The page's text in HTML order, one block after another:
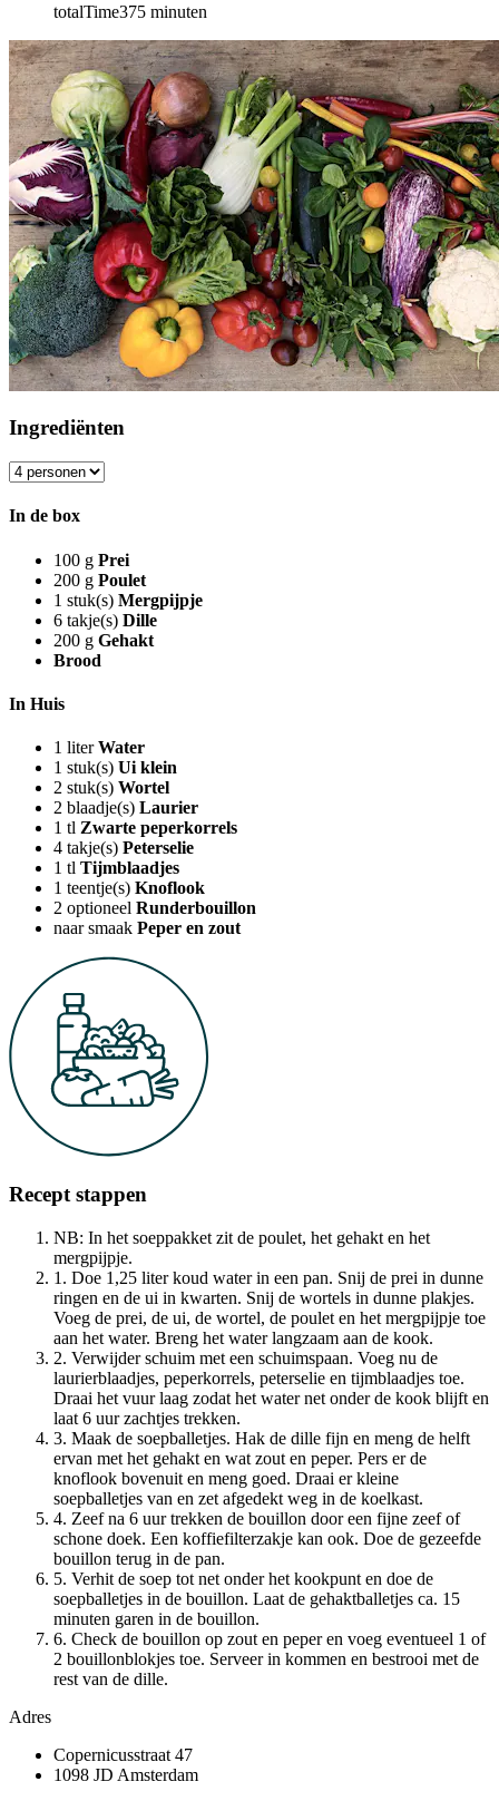
totalTime375 minuten
Ingrediënten
In de box
100 g Prei
200 g Poulet
1 stuk(s) Mergpijpje
6 takje(s) Dille
200 g Gehakt
Brood
In Huis
1 liter Water
1 stuk(s) Ui klein
2 stuk(s) Wortel
2 blaadje(s) Laurier
1 tl Zwarte peperkorrels
4 takje(s) Peterselie
1 tl Tijmblaadjes
1 teentje(s) Knoflook
2 optioneel Runderbouillon
naar smaak Peper en zout
Recept stappen
NB: In het soeppakket zit de poulet, het gehakt en het
mergpijpje.
1. Doe 1,25 liter koud water in een pan. Snij de prei in dunne
ringen en de ui in kwarten. Snij de wortels in dunne plakjes.
Voeg de prei, de ui, de wortel, de poulet en het mergpijpje toe
aan het water. Breng het water langzaam aan de kook.
2. Verwijder schuim met een schuimspaan. Voeg nu de
laurierblaadjes, peperkorrels, peterselie en tijmblaadjes toe.
Draai het vuur laag zodat het water net onder de kook blijft en
laat 6 uur zachtjes trekken.
3. Maak de soepballetjes. Hak de dille fijn en meng de helft
ervan met het gehakt en wat zout en peper. Pers er de
knoflook bovenuit en meng goed. Draai er kleine
soepballetjes van en zet afgedekt weg in de koelkast.
4. Zeef na 6 uur trekken de bouillon door een fijne zeef of
schone doek. Een koffiefilterzakje kan ook. Doe de gezeefde
bouillon terug in de pan.
5. Verhit de soep tot net onder het kookpunt en doe de
soepballetjes in de bouillon. Laat de gehaktballetjes ca. 15
minuten garen in de bouillon.
6. Check de bouillon op zout en peper en voeg eventueel 1 of
2 bouillonblokjes toe. Serveer in kommen en bestrooi met de
rest van de dille.
Adres
Copernicusstraat 47
1098 JD Amsterdam